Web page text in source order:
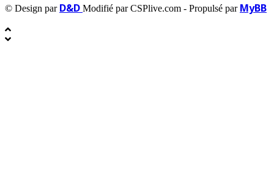
© Design par D&D Modifié par CSPlive.com - Propulsé par MyBB